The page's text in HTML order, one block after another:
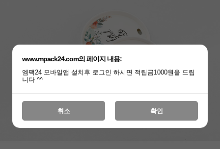
www.mpack24.com의 페이지 내용:
엠팩24 모바일앱 설치후 로그인 하시면 적립금1000원을 드립
니다 ^^
취소 확인